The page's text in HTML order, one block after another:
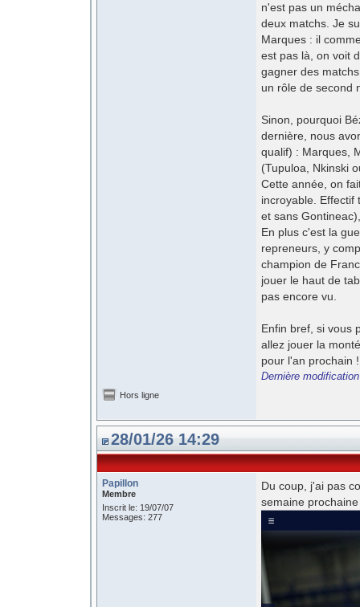
n'est pas un
deux matchs. Je
Marques : il
est pas là, on voit
gagner des
un rôle de second
Sinon, pourquoi
dernière, nous
qualif) : Marques,
(Tupuloa, Nkinski
Cette année, on
incroyable. Effectif
et sans
En plus c'est la
repreneurs, y
champion de
jouer le haut de
pas encore vu.
Enfin bref, si vous
allez jouer la
pour l'an prochain !
Dernière
Hors ligne
28/01/26 14:29
Papillon
Membre
Inscrit le: 19/07/07
Messages: 277
Du coup, j'ai pas
semaine